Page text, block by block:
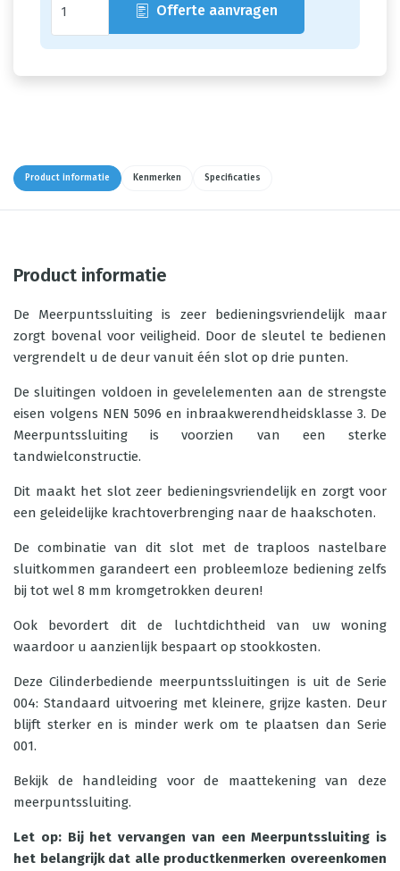
Offerte aanvragen
Product informatie Kenmerken Specificaties
Product informatie
De Meerpuntssluiting is zeer bedieningsvriendelijk maar
zorgt bovenal voor veiligheid. Door de sleutel te bedienen
vergrendelt u de deur vanuit één slot op drie punten.
De sluitingen voldoen in gevelelementen aan de strengste
eisen volgens NEN 5096 en inbraakwerendheidsklasse 3. De
Meerpuntssluiting is voorzien van een sterke
tandwielconstructie.
Dit maakt het slot zeer bedieningsvriendelijk en zorgt voor
een geleidelijke krachtoverbrenging naar de haakschoten.
De combinatie van dit slot met de traploos nastelbare
sluitkommen garandeert een probleemloze bediening zelfs
bij tot wel 8 mm kromgetrokken deuren!
Ook bevordert dit de luchtdichtheid van uw woning
waardoor u aanzienlijk bespaart op stookkosten.
Deze Cilinderbediende meerpuntssluitingen is uit de Serie
004: Standaard uitvoering met kleinere, grijze kasten. Deur
blijft sterker en is minder werk om te plaatsen dan Serie
001.
Bekijk de handleiding voor de maattekening van deze
meerpuntssluiting.
Let op: Bij het vervangen van een Meerpuntssluiting is
het belangrijk dat alle productkenmerken overeenkomen